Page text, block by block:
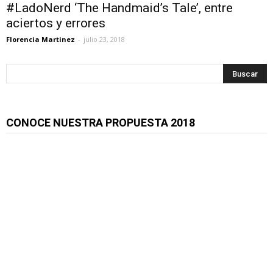
#LadoNerd ‘The Handmaid’s Tale’, entre
aciertos y errores
Florencia Martinez - julio 23, 2018
CONOCE NUESTRA PROPUESTA 2018